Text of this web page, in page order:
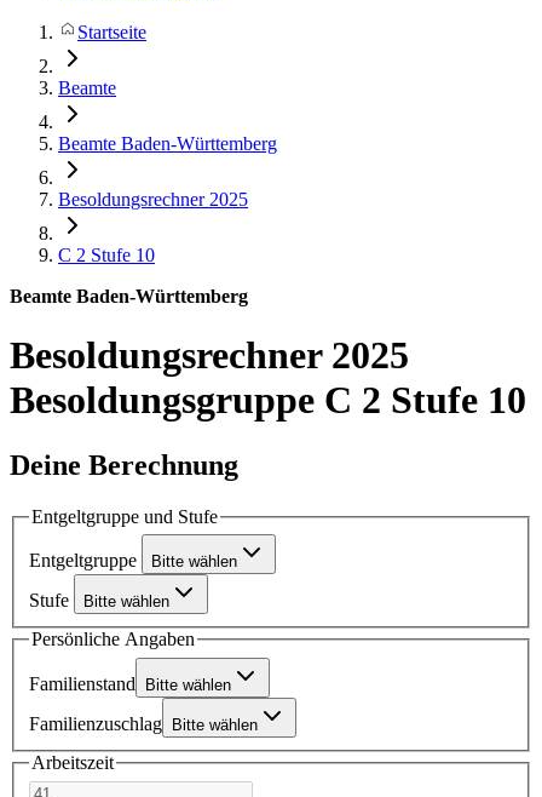
Startseite
Beamte
Beamte Baden-Württemberg
Besoldungsrechner 2025
C 2 Stufe 10
Beamte Baden-Württemberg
Besoldungsrechner 2025
Besoldungsgruppe C 2 Stufe 10
Deine Berechnung
Entgeltgruppe und Stufe
Entgeltgruppe Bitte wählen
Stufe Bitte wählen
Persönliche Angaben
Familienstand Bitte wählen
Familienzuschlag Bitte wählen
Arbeitszeit